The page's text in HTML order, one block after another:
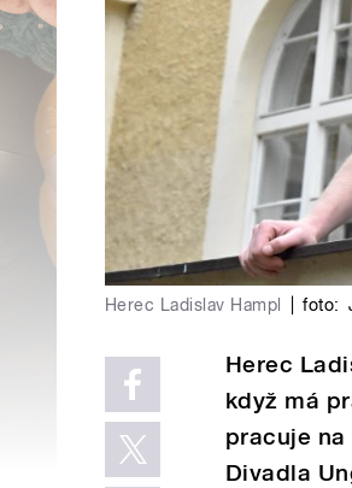
Herec Ladislav Hampl foto:
Herec
když má
pracuje na
Divadla